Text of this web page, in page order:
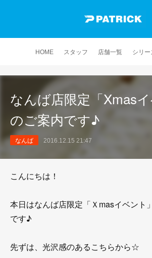
HOME スタッフ 店舗一覧 シリー
なんば店限定「Xmasイ
のご案内です♪
なんば 2016.12.15 21:47
こんにちは！
本日はなんば店限定「Ｘmasイベント
です♪
先ずは、光沢感のあるこちらから☆